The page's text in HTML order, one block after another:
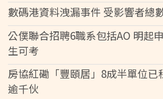
數碼港資料洩漏事件 受影響者總
公僕聯合招聘6職系包括AO 明起
生可考
房協紅磡「豐頤居」8成半單位已
逾千伙